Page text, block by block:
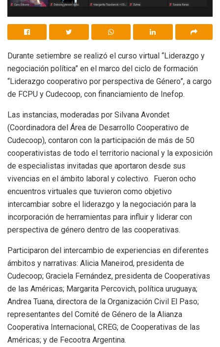
Durante setiembre se realizó el curso virtual “Liderazgo y
negociación política” en el marco del ciclo de formación
“Liderazgo cooperativo por perspectiva de Género”, a cargo
de FCPU y Cudecoop, con financiamiento de Inefop.
Las instancias, moderadas por Silvana Avondet
(Coordinadora del Área de Desarrollo Cooperativo de
Cudecoop), contaron con la participación de más de 50
cooperativistas de todo el territorio nacional y la exposición
de especialistas invitadas que aportaron desde sus
vivencias en el ámbito laboral y colectivo. Fueron ocho
encuentros virtuales que tuvieron como objetivo
intercambiar sobre el liderazgo y la negociación para la
incorporación de herramientas para influir y liderar con
perspectiva de género dentro de las cooperativas.
Participaron del intercambio de experiencias en diferentes
ámbitos y narrativas: Alicia Maneirod, presidenta de
Cudecoop; Graciela Fernández, presidenta de Cooperativas
de las Américas; Margarita Percovich, política uruguaya;
Andrea Tuana, directora de la Organización Civil El Paso;
representantes del Comité de Género de la Alianza
Cooperativa Internacional, CREG; de Cooperativas de las
Américas; y de Fecootra Argentina.